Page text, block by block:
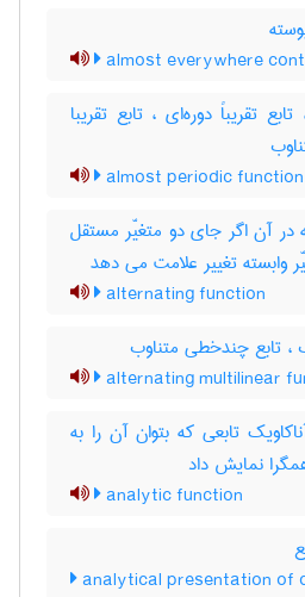
almost everywhere
تقریباً دوره‌ای ، تابع تقریبا
almost periodic function
در آن اگر جای دو متغیّر مستقل
وابسته تغییر علامت می دهد
alternating function
، تابع چندخطی متناوب
alternating multilinear
تابعی که بتوان آن را به
نمایش داد
analytic function
analytical presentation of